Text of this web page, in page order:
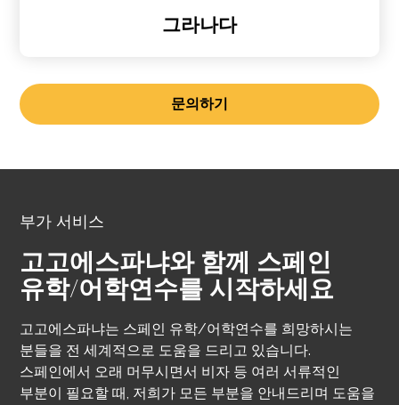
그라나다
문의하기
부가 서비스
고고에스파냐와 함께 스페인
유학/어학연수를 시작하세요
고고에스파냐는 스페인 유학/어학연수를 희망하시는
분들을 전 세계적으로 도움을 드리고 있습니다.
스페인에서 오래 머무시면서 비자 등 여러 서류적인
부분이 필요할 때, 저희가 모든 부분을 안내드리며 도움을